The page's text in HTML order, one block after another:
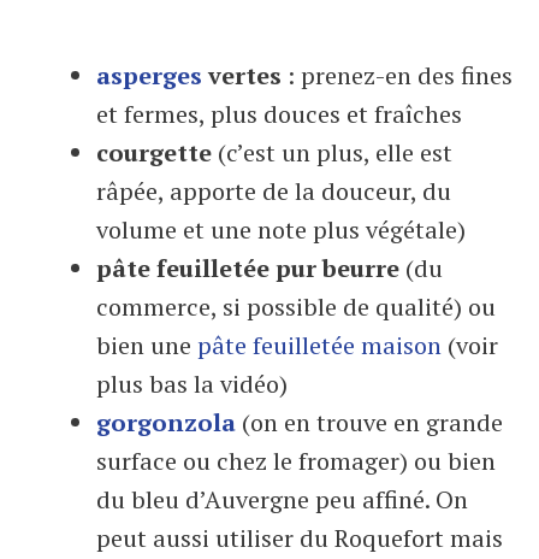
aspergesvertes : prenez-en des fines
et fermes, plus douces et fraîches
courgette (c’est un plus, elle est
râpée, apporte de la douceur, du
volume et une note plus végétale)
pâte feuilletée pur beurre (du
commerce, si possible de qualité) ou
bien une pâte feuilletée maison (voir
plus bas la vidéo)
gorgonzola (on en trouve en grande
surface ou chez le fromager) ou bien
du bleu d’Auvergne peu affiné. On
peut aussi utiliser du Roquefort mais